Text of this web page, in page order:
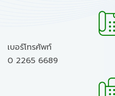
เบอร์โทรศัพท์
0 2265 6689